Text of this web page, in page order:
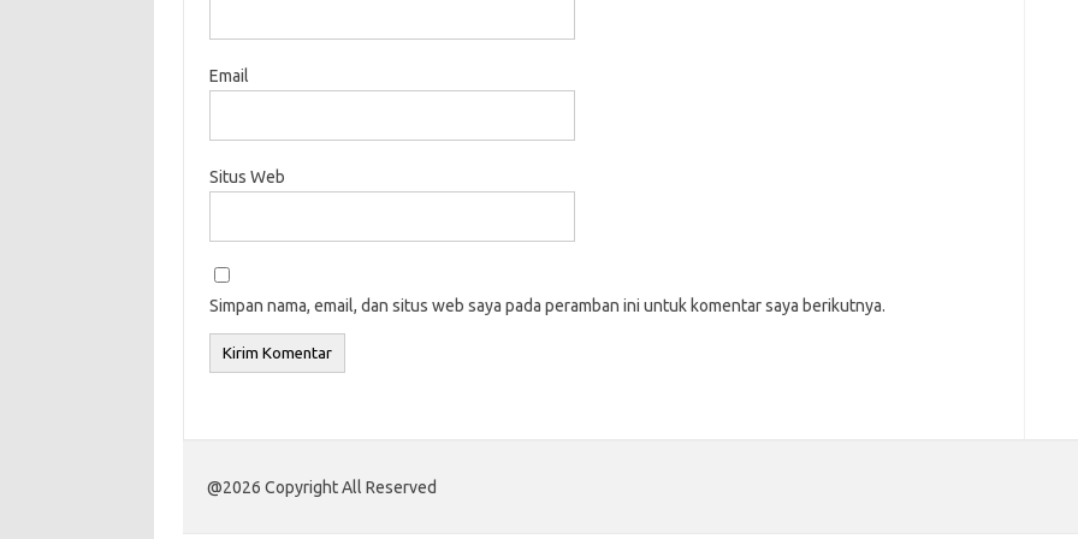
Email
Situs Web
Simpan nama, email, dan situs web saya pada peramban ini untuk komentar saya berikutnya.
@2026 Copyright All Reserved